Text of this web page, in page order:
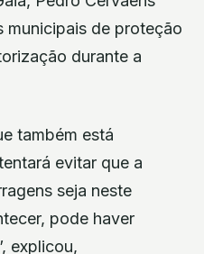
municipais de proteção
durante a
também está
evitar que a
seja neste
pode haver
explicou,